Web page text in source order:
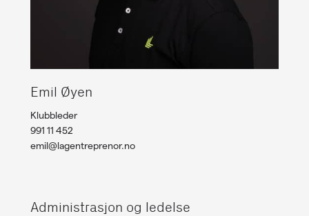
Emil Øyen
Klubbleder
991 11 452
emil@lagentreprenor.no
Administrasjon og ledelse